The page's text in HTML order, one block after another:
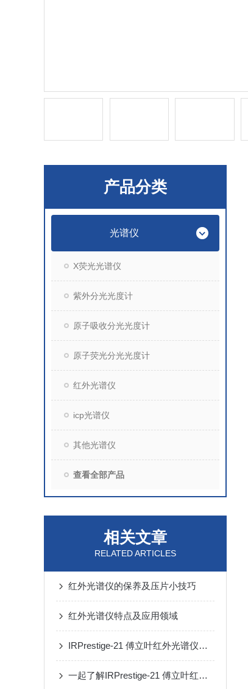
产品分类
光谱仪
X荧光光谱仪
紫外分光光度计
原子吸收分光光度计
原子荧光分光光度计
红外光谱仪
icp光谱仪
其他光谱仪
查看全部产品
相关文章
RELATED ARTICLES
红外光谱仪的保养及压片小技巧
红外光谱仪特点及应用领域
IRPrestige-21 傅立叶红外光谱仪操作与维护指南
一起了解IRPrestige-21 傅立叶红外光谱仪